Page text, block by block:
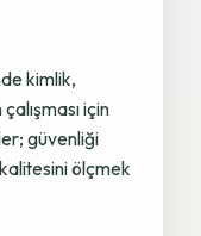
kimlik,
için
güvenliği
ölçmek